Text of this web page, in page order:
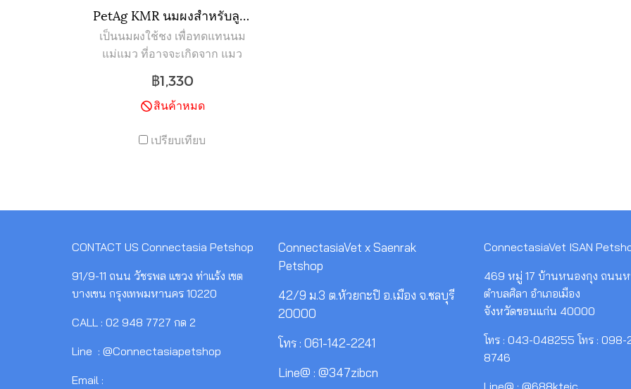
PetAg KMR นมผงสำหรับลูกแมวเกิดใหม่ที่กำพร้า นมแม่ไม่พอ มีปัญหาการย่อย หรือป่วยหลังการผ่าตัด (340g/12oz)
เป็นนมผงใช้ชง เพื่อทดแทนนม
แม่แมว ที่อาจจะเกิดจาก แมว
หรือมีปัญหาการย่อยอาหาร หรือ
แม่แมวป่วย
฿1,330
สินค้าหมด
เปรียบเทียบ
CONTACT US Connectasia Petshop
91/9-11 ถนน วัชรพล แขวง ท่าแร้ง เขต
บางเขน กรุงเทพมหานคร 10220
CALL : 02 948 7727 กด 2
Line : @Connectasiapetshop
Email :
ConnectasiaVet x Saenrak
Petshop
42/9 ม.3 ต.ห้วยกะปิ อ.เมือง จ.ชลบุรี
20000
โทร : 061-142-2241
Line@ : @347zibcn
ConnectasiaVet ISAN
469 หมู่ 17 บ้านหนองกุง ถนน
ตำบลศิลา อำเภอเมือง
จังหวัดขอนแก่น 40000
โทร : 043-048255 โทร : 098-
8746
Line@ : @688kteic